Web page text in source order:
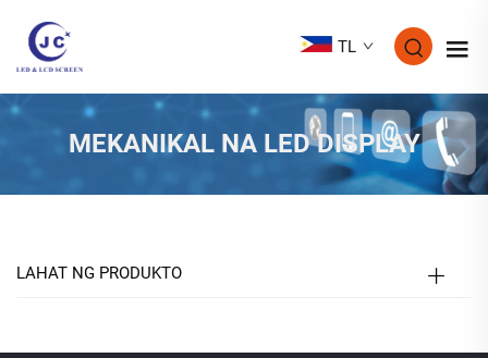
TL
MEKANIKAL NA LED DISPLAY
LAHAT NG PRODUKTO